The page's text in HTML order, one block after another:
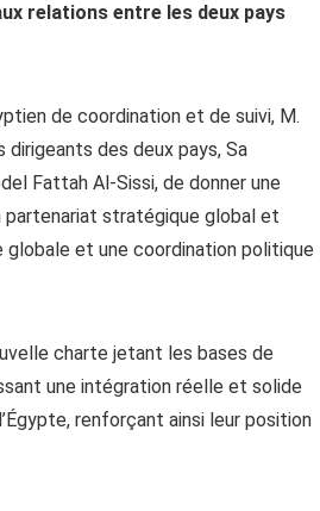
relations entre les deux pays
de coordination et de suivi, M.
dirigeants des deux pays, Sa
Fattah Al-Sissi, de donner une
partenariat stratégique global et
et une coordination politique
charte jetant les bases de
une intégration réelle et solide
renforçant ainsi leur position